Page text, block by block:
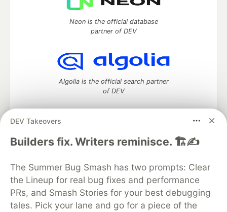
DEV Takeovers
Builders fix. Writers reminisce. 🏗️✍️
The Summer Bug Smash has two prompts: Clear
the Lineup for real bug fixes and performance
PRs, and Smash Stories for your best debugging
tales. Pick your lane and go for a piece of the
Neon is the official database
partner of DEV
Algolia is the official search partner
of DEV
DEV Community— A space to discuss and keep up software
DEV Education Tracks
DEV Help
Advertise on DEV
Organization Accounts
DEV Showcase About
Contact
Free Postgres Database
DEV Shop
MLH
Code of Conduct
Privacy Policy
Terms of Use